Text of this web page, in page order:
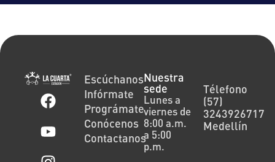
Escúchanos
Infórmate
Prográmate
Conócenos
Contactanos
Nuestra
sede
Lunes a
viernes de
8:00 a.m.
a 5:00
p.m.
Télefono
(57)
3243926717
Medellín